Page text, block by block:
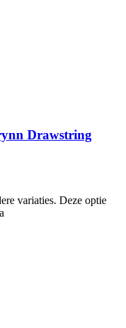
Drawstring
variaties. Deze optie